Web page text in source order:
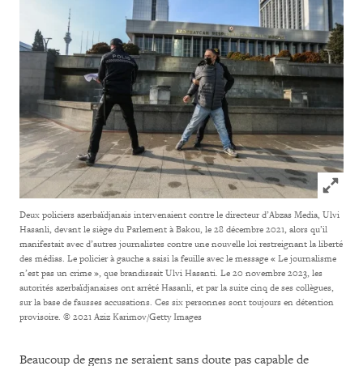
Click
Deux policiers azerbaïdjanais intervenaient contre le directeur d’Abzas Media, Ulvi
Hasanli, devant le siège du Parlement à Bakou, le 28 décembre 2021, alors qu’il
manifestait avec d’autres journalistes contre une nouvelle loi restreignant la liberté
des médias. Le policier à gauche a saisi la feuille avec le message « Le journalisme
n’est pas un crime », que brandissait Ulvi Hasanti. Le 20 novembre 2023, les
autorités azerbaïdjanaises ont arrêté Hasanli, et par la suite cinq de ses collègues,
sur la base de fausses accusations. Ces six personnes sont toujours en détention
provisoire. © 2021 Aziz Karimov/Getty Images
Beaucoup de gens ne seraient sans doute pas capable de